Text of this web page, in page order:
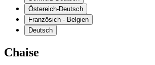
Östereich-Deutsch
Französich - Belgien
Deutsch
Chaise